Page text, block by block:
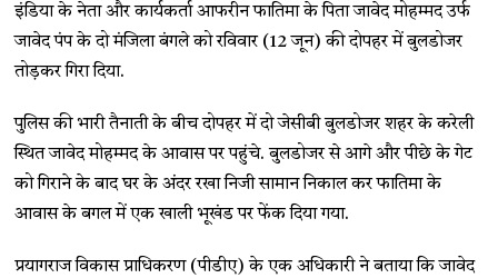
इंडिया के नेता और कार्यकर्ता आफरीन फातिमा के पिता जावेद मोहम्मद उर्फ
जावेद पंप के दो मंजिला बंगले को रविवार (12 जून) की दोपहर में बुलडोजर
तोड़कर गिरा दिया.
पुलिस की भारी तैनाती के बीच दोपहर में दो जेसीबी बुलडोजर शहर के करेली
स्थित जावेद मोहम्मद के आवास पर पहुंचे. बुलडोजर से आगे और पीछे के गेट
को गिराने के बाद घर के अंदर रखा निजी सामान निकाल कर फातिमा के
आवास के बगल में एक खाली भूखंड पर फेंक दिया गया.
प्रयागराज विकास प्राधिकरण (पीडीए) के एक अधिकारी ने बताया कि जावेद